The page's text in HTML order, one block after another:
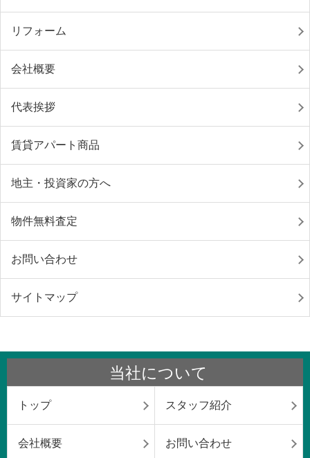
リフォーム
会社概要
代表挨拶
賃貸アパート商品
地主・投資家の方へ
物件無料査定
お問い合わせ
サイトマップ
当社について
トップ スタッフ紹介
会社概要 お問い合わせ